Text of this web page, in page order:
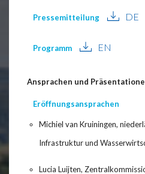
Pressemitteilung DE
Programm EN
Ansprachen und
Eröffnungsansprachen
Michiel van Kruiningen,
Infrastruktur und
Lucia Luijten,